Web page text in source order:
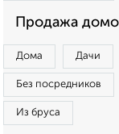
Продажа
Дома Дачи
Без посредников
Из бруса